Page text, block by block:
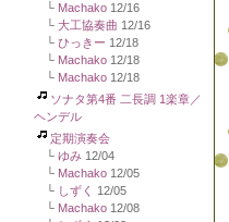
└ Machako 12/16
└ 大工協奏曲 12/16
└ ひっきー 12/18
└ Machako 12/18
└ Machako 12/18
ソナタ第4番 二長調 1楽章／
ヘンデル
定期演奏会
└ ゆみ 12/04
└ Machako 12/05
└ しずく
12/05
└ Machako 12/08